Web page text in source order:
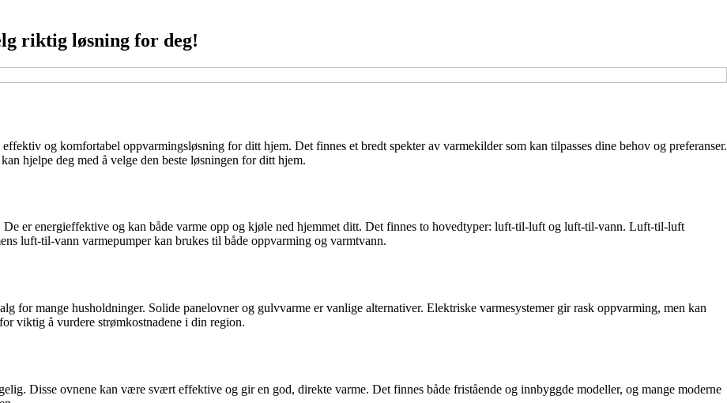
riktig løsning for deg!
og komfortabel oppvarmingsløsning for ditt hjem. Det finnes et bredt spekter av varmekilder som kan tilpasses dine behov og preferanser.
hjelpe deg med å velge den beste løsningen for ditt hjem.
er energieffektive og kan både varme opp og kjøle ned hjemmet ditt. Det finnes to hovedtyper: luft-til-luft og luft-til-vann. Luft-til-luft
luft-til-vann varmepumper kan brukes til både oppvarming og varmtvann.
for mange husholdninger. Solide panelovner og gulvvarme er vanlige alternativer. Elektriske varmesystemer gir rask oppvarming, men kan
viktig å vurdere strømkostnadene i din region.
Disse ovnene kan være svært effektive og gir en god, direkte varme. Det finnes både fristående og innbyggde modeller, og mange moderne